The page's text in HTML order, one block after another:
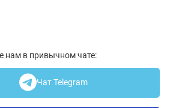
нам в привычном чате:
Чат Telegram